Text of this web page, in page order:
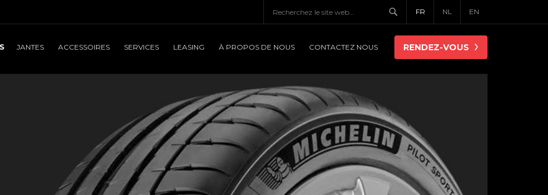
FR NL EN
JANTES
ACCESSOIRES SERVICES LEASING À PROPOS DE NOUS CONTACTEZ NOUS RENDEZ-VOUS